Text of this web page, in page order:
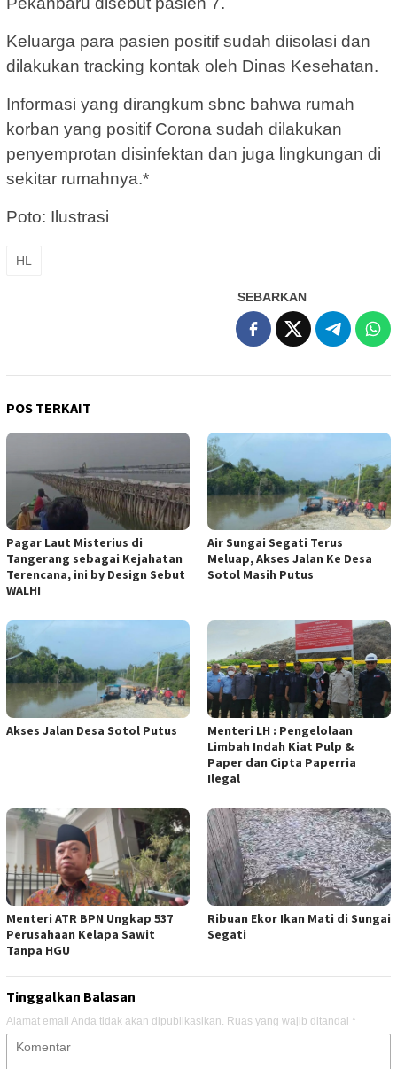
Keluarga para pasien positif sudah diisolasi dan
dilakukan tracking kontak oleh Dinas Kesehatan.
Informasi yang dirangkum sbnc bahwa rumah
korban yang positif Corona sudah dilakukan
penyemprotan disinfektan dan juga lingkungan di
sekitar rumahnya.*
Poto: Ilustrasi
HL
SEBARKAN
POS TERKAIT
Pagar Laut Misterius di
Tangerang sebagai Kejahatan
Terencana, ini by Design Sebut
WALHI
Air Sungai Segati Terus
Meluap, Akses Jalan Ke Desa
Sotol Masih Putus
Akses Jalan Desa Sotol Putus
Menteri LH : Pengelolaan
Limbah Indah Kiat Pulp &
Paper dan Cipta Paperria
Ilegal
Menteri ATR BPN Ungkap 537
Perusahaan Kelapa Sawit
Tanpa HGU
Ribuan Ekor Ikan Mati di Sungai
Segati
Tinggalkan Balasan
Alamat email Anda tidak akan dipublikasikan. Ruas yang wajib ditandai *